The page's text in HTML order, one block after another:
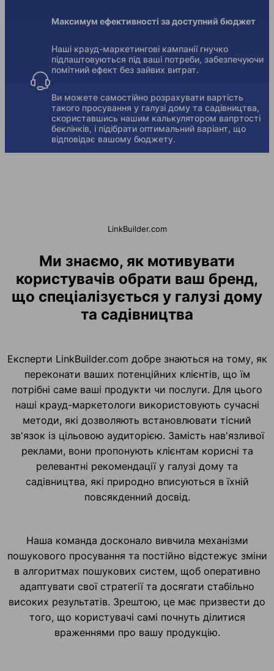
Максимум ефективності за доступний бюджет
Наші крауд-маркетингові кампанії гнучко
підлаштовуються під ваші потреби, забезпечуючи
помітний ефект без зайвих витрат.
Ви можете самостійно розрахувати вартість
такого просування у галузі дому та садівництва,
скориставшись нашим калькулятором вапртості
беклінків, і підібрати оптимальний варіант, що
відповідає вашому бюджету.
LinkBuilder.com
Ми знаємо, як мотивувати
користувачів обрати ваш бренд,
що спеціалізується у галузі дому
та садівництва
Експерти LinkBuilder.com добре знаються на тому, як
переконати ваших потенційних клієнтів, що їм
потрібні саме ваші продукти чи послуги. Для цього
наші крауд-маркетологи використовують сучасні
методи, які дозволяють встановлювати тісний
зв'язок із цільовою аудиторією. Замість нав'язливої
реклами, вони пропонують клієнтам корисні та
релевантні рекомендації у галузі дому та
садівництва, які природно вписуються в їхній
повсякденний досвід.
Наша команда досконало вивчила механізми
пошукового просування та постійно відстежує зміни
в алгоритмах пошукових систем, щоб оперативно
адаптувати свої стратегії та досягати стабільно
високих результатів. Зрештою, це має призвести до
того, що користувачі самі почнуть ділитися
враженнями про вашу продукцію.